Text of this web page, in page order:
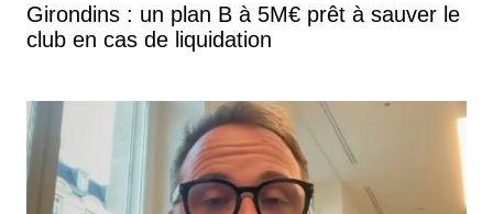
Girondins : un plan B à 5M€ prêt à sauver le
club en cas de liquidation